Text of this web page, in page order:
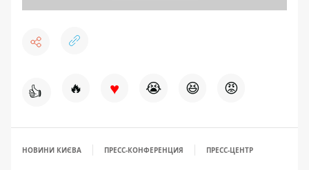
👍 🔥 ♥ 😭 😆 😡
НОВИНИ КИЄВА ПРЕСС-КОНФЕРЕНЦИЯ ПРЕСС-ЦЕНТР